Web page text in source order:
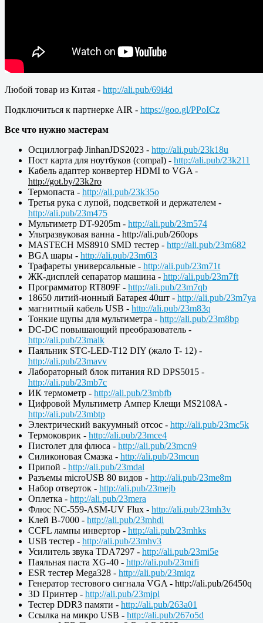
Любой товар из Китая - http://ali.pub/69i4d
Подключиться к партнерке AIR - https://goo.gl/PPoICz
Все что нужно мастерам
Осциллограф JinhanJDS2023 - http://ali.pub/23k18u
Пост карта для ноутбуков (compal) - http://ali.pub/23k211
Кабель адаптер конвертер HDMI to VGA -
http://got.by/23k2ro
Термопаста - http://ali.pub/23k35o
Третья рука с лупой, подсветкой и держателем -
http://ali.pub/23m475
Мультиметр DT-9205m - http://ali.pub/23m574
Ультразвуковая ванна - http://ali.pub/260ops
MASTECH MS8910 SMD тестер - http://ali.pub/23m682
BGA шары - http://ali.pub/23m6l3
Трафареты универсальные - http://ali.pub/23m71t
ЖК-дисплей сепаратор машина - http://ali.pub/23m7ft
Программатор RT809F - http://ali.pub/23m7qb
18650 литий-ионный Батарея 40шт - http://ali.pub/23m7ya
магнитный кабель USB - http://ali.pub/23m83q
Тонкие щупы для мультиметра - http://ali.pub/23m8bp
DC-DC повышающий преобразователь -
http://ali.pub/23malk
Паяльник STC-LED-T12 DIY (жало T- 12) -
http://ali.pub/23mavv
Лабораторный блок питания RD DPS5015 -
http://ali.pub/23mb7c
ИК термометр - http://ali.pub/23mbfb
Цифровой Мультиметр Ампер Клещи MS2108A -
http://ali.pub/23mbtp
Электрический вакуумный отсос - http://ali.pub/23mc5k
Термоковрик - http://ali.pub/23mce4
Пистолет для флюса - http://ali.pub/23mcn9
Силиконовая Смазка - http://ali.pub/23mcun
Припой - http://ali.pub/23mdal
Разъемы microUSB 80 видов - http://ali.pub/23me8m
Набор отверток - http://ali.pub/23mejb
Оплетка - http://ali.pub/23mera
Флюс NC-559-ASM-UV Flux - http://ali.pub/23mh3v
Клей B-7000 - http://ali.pub/23mhdl
CCFL лампы инвертор - http://ali.pub/23mhks
USB тестер - http://ali.pub/23mhv3
Усилитель звука TDA7297 - http://ali.pub/23mi5e
Паяльная паста XG-40 - http://ali.pub/23mifi
ESR тестер Mega328 - http://ali.pub/23miqz
Генератор тестового сигнала VGA - http://ali.pub/26450q
3D Принтер - http://ali.pub/23mjpl
Тестер DDR3 памяти - http://ali.pub/263a01
Ссылка на микро USB - http://ali.pub/267o5d